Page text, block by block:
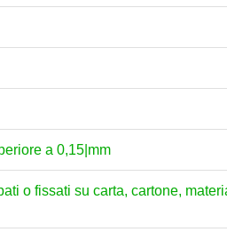
a 0,15|mm
o fissati su carta, cartone,